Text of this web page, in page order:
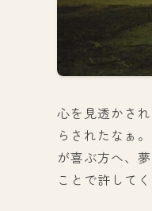
心を見透かさ
らされたなぁ
が喜ぶ方へ、
ことで許してく